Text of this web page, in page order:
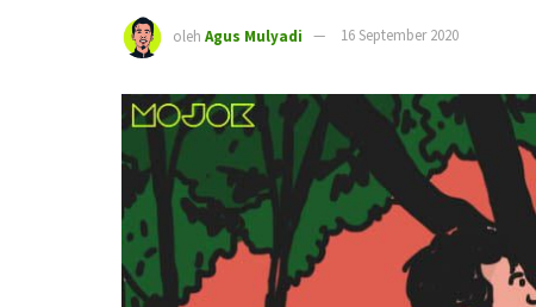
oleh Agus Mulyadi 16 September 2020